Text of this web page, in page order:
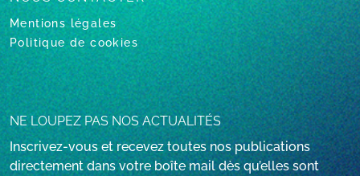
Mentions légales
Politique de cookies
NE LOUPEZ PAS NOS ACTUALITÉS
Inscrivez-vous et recevez toutes nos publications
directement dans votre boîte mail dès qu’elles sont